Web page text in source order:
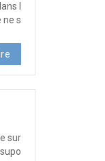
l
ne s
sur